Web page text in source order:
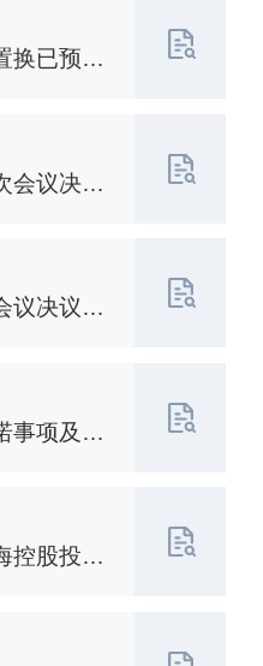
换已预先
会议决议
议决议公
事项及履
控股投资